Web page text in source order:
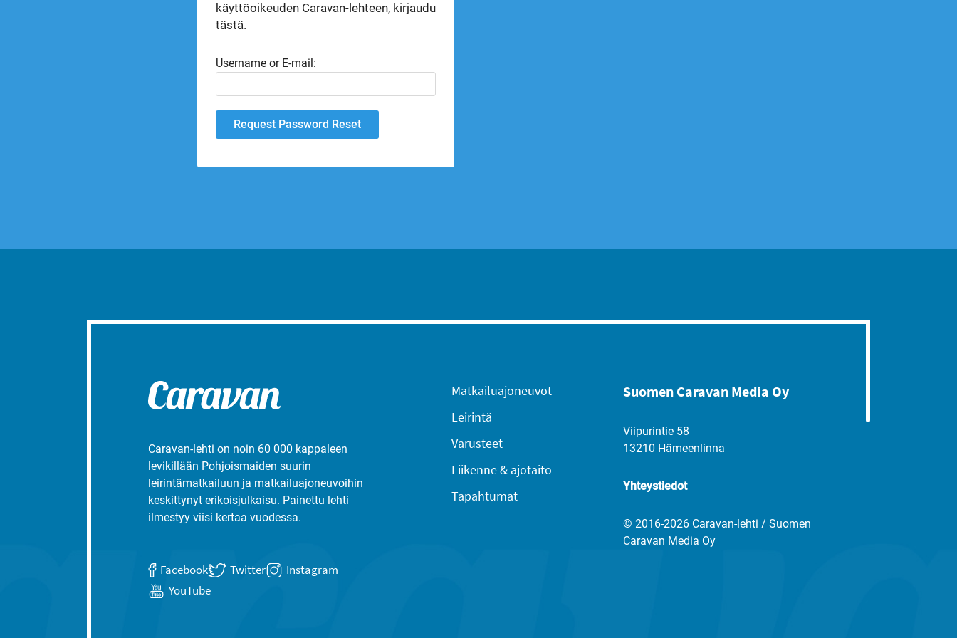
käyttöoikeuden Caravan-lehteen, kirjaudu
tästä.
Username or E-mail:
Caravan-lehti on noin 60 000 kappaleen
levikillään Pohjoismaiden suurin
leirintämatkailuun ja matkailuajoneuvoihin
keskittynyt erikoisjulkaisu. Painettu lehti
ilmestyy viisi kertaa vuodessa.
Facebook Twitter
Instagram
YouTube
Matkailuajoneuvot
Leirintä
Varusteet
Liikenne & ajotaito
Tapahtumat
Suomen Caravan Media Oy
Viipurintie 58
13210 Hämeenlinna
Yhteystiedot
© 2016-2026 Caravan-lehti / Suomen
Caravan Media Oy